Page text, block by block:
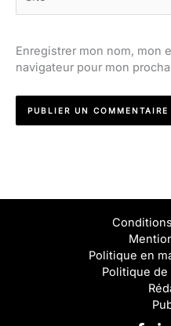
Enregistrer mon nom, mon
navigateur pour mon
Politique en
Politique